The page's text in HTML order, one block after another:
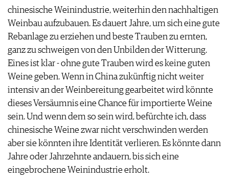
chinesische Weinindustrie, weiterhin den nachhaltigen
Weinbau aufzubauen. Es dauert Jahre, um sich eine gute
Rebanlage zu erziehen und beste Trauben zu ernten,
ganz zu schweigen von den Unbilden der Witterung.
Eines ist klar - ohne gute Trauben wird es keine guten
Weine geben. Wenn in China zukünftig nicht weiter
intensiv an der Weinbereitung gearbeitet wird könnte
dieses Versäumnis eine Chance für importierte Weine
sein. Und wenn dem so sein wird, befürchte ich, dass
chinesische Weine zwar nicht verschwinden werden
aber sie könnten ihre Identität verlieren. Es könnte dann
Jahre oder Jahrzehnte andauern, bis sich eine
eingebrochene Weinindustrie erholt.